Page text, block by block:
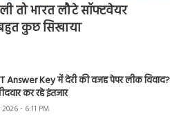
तो भारत लौटे सॉफ्टवेयर
कुछ सिखाया
Answer Key में देरी की वजह पेपर लीक विवाद?
कर रहे इंतजार
- 6:11 PM